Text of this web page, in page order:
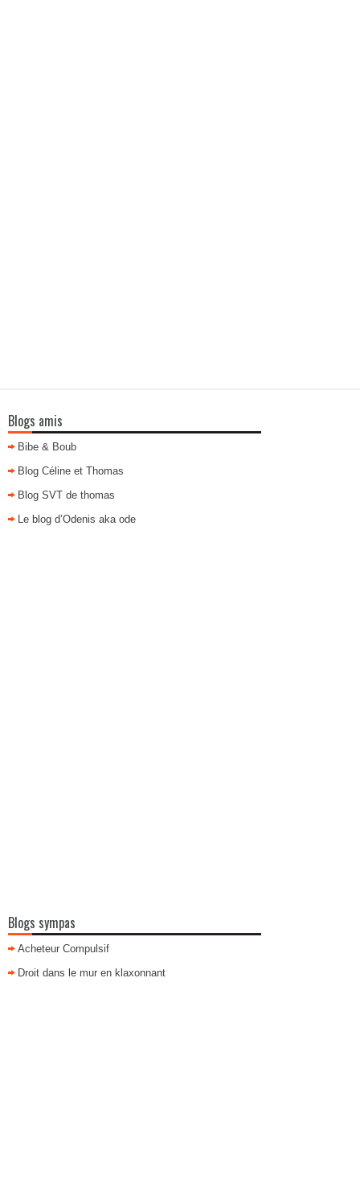
Blogs amis
Bibe & Boub
Blog Céline et Thomas
Blog SVT de thomas
Le blog d’Odenis aka ode
Blogs sympas
Acheteur Compulsif
Droit dans le mur en klaxonnant